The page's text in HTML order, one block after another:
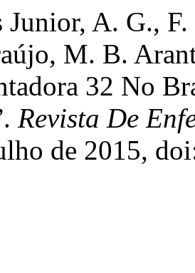
Junior, A. G.,
M. B.
32 No
Revista De
de 2015,